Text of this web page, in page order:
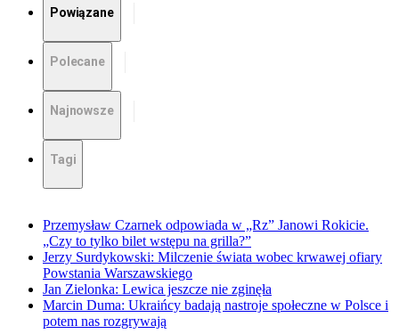
Powiązane
Polecane
Najnowsze
Tagi
Przemysław Czarnek odpowiada w „Rz” Janowi Rokicie.
„Czy to tylko bilet wstępu na grilla?”
Jerzy Surdykowski: Milczenie świata wobec krwawej ofiary
Powstania Warszawskiego
Jan Zielonka: Lewica jeszcze nie zginęła
Marcin Duma: Ukraińcy badają nastroje społeczne w Polsce i
potem nas rozgrywają